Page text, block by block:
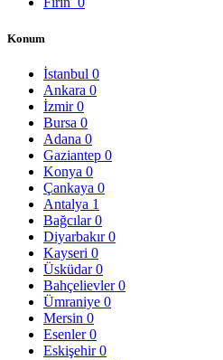
Konum
İstanbul 0
Ankara 0
İzmir0
Bursa 0
Adana 0
Gaziantep 0
Konya 0
Çankaya 0
Antalya 1
Bağcılar0
Diyarbakır0
Kayseri 0
Üsküdar0
Bahçelievler0
Ümraniye 0
Mersin 0
Esenler0
Eskişehir0